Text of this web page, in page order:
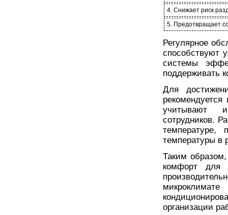
4. Снижает риск
5. Предотвращает
Регулярное
способствуют
системы
поддерживать
Для
рекомендуется
учитывают
сотрудников.
температуре,
температуры в
Таким
комфорт для
организации